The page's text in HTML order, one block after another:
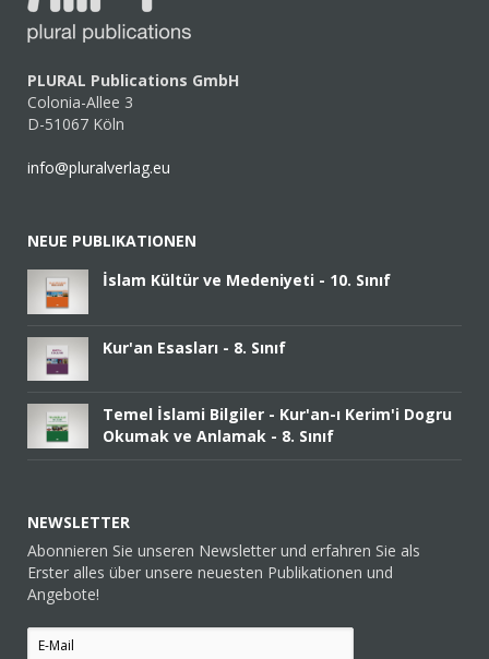
PLURAL Publications GmbH
Colonia-Allee 3
D-51067 Köln
info@pluralverlag.eu
NEUE PUBLIKATIONEN
İslam Kültür ve Medeniyeti - 10. Sınıf
Kur'an Esasları - 8. Sınıf
Temel İslami Bilgiler - Kur'an-ı Kerim'i Dogru
Okumak ve Anlamak - 8. Sınıf
NEWSLETTER
Abonnieren Sie unseren Newsletter und erfahren Sie als
Erster alles über unsere neuesten Publikationen und
Angebote!